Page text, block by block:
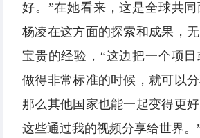
好。”在她看来，这是全球共
杨凌在这方面的探索和成果，
宝贵的经验，“这边把一个项
做得非常标准的时候，就可以
那么其他国家也能一起变得更
这些通过我的视频分享给世界。